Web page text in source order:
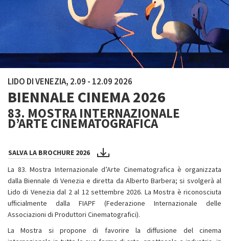
LIDO DI VENEZIA, 2.09 - 12.09 2026
BIENNALE CINEMA 2026
83. MOSTRA INTERNAZIONALE
D’ARTE CINEMATOGRAFICA
SALVA LA BROCHURE 2026
La 83. Mostra Internazionale d’Arte Cinematografica è organizzata
dalla Biennale di Venezia e diretta da Alberto Barbera; si svolgerà al
Lido di Venezia dal 2 al 12 settembre 2026. La Mostra è riconosciuta
ufficialmente dalla FIAPF (Federazione Internazionale delle
Associazioni di Produttori Cinematografici).
La Mostra si propone di favorire la diffusione del cinema